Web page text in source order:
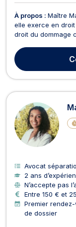
À propos : Maître
elle exerce en
droit du dommage
intérêts de ses
cadre d'une
Avocat
2 ans
N’accepte pas
Entre 150 € et
Premier
de dossier